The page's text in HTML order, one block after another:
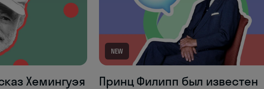
Хемингуэя
NEW
Принц Филипп был известен